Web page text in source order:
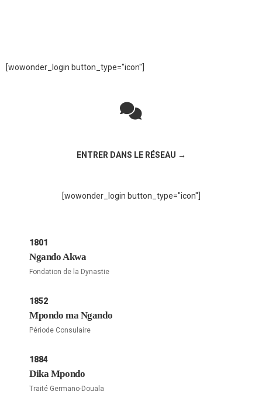
[wowonder_login button_type="icon"]
ENTRER DANS LE RÉSEAU →
[wowonder_login button_type="icon"]
1801
Ngando Akwa
Fondation de la Dynastie
1852
Mpondo ma Ngando
Période Consulaire
1884
Dika Mpondo
Traité Germano-Douala